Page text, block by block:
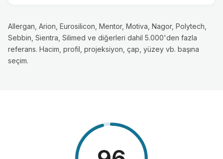
Allergan, Arion, Eurosilicon, Mentor, Motiva, Nagor, Polytech,
Sebbin, Sientra, Silimed ve diğerleri dahil 5.000'den fazla
referans. Hacim, profil, projeksiyon, çap, yüzey vb. başına
seçim.